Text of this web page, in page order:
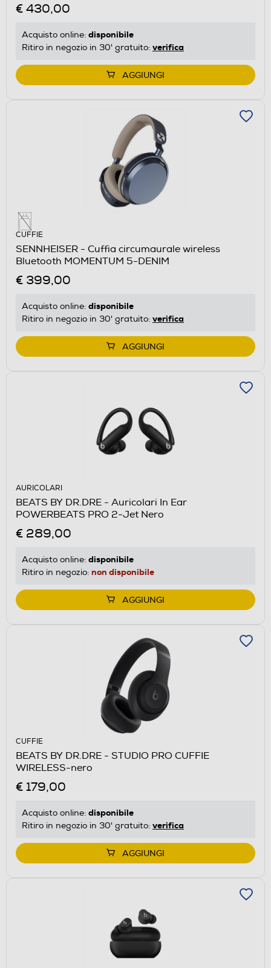
€ 430,00
Acquisto online: disponibile
Ritiro in negozio in 30' gratuito: verifica
AGGIUNGI
CUFFIE
SENNHEISER - Cuffia circumaurale wireless
Bluetooth MOMENTUM 5-DENIM
€ 399,00
Acquisto online: disponibile
Ritiro in negozio in 30' gratuito: verifica
AGGIUNGI
AURICOLARI
BEATS BY DR.DRE - Auricolari In Ear
POWERBEATS PRO 2-Jet Nero
€ 289,00
Acquisto online: disponibile
Ritiro in negozio: non disponibile
AGGIUNGI
CUFFIE
BEATS BY DR.DRE - STUDIO PRO CUFFIE
WIRELESS-nero
€ 179,00
Acquisto online: disponibile
Ritiro in negozio in 30' gratuito: verifica
AGGIUNGI